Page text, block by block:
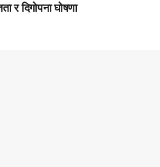
र दिगोपना घोषणा